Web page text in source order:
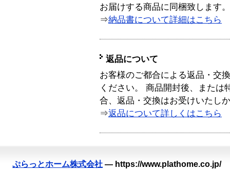
お届けする商品に同梱致します。
⇒納品書について詳細はこちら
返品について
お客様のご都合による返品・交
ください。 商品開封後、または
合、返品・交換はお受けいたし
⇒返品について詳しくはこちら
ぷらっとホーム株式会社 — https://www.plathome.co.jp/